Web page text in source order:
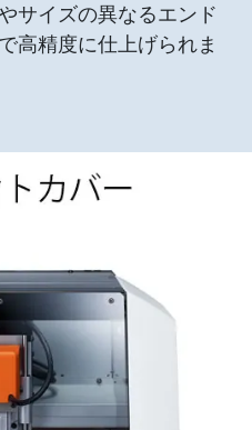
サイズの異なるエンド
高精度に仕上げられま